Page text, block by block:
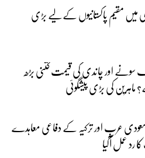
مقیم پاکستانیوں کے لیے بڑی
تک سونے اور چاندی کی قیمت کتنی بڑھ
کی بڑی پیشگوئی
عرب اور ترکیہ کے دفاعی معاہدے
رد عمل آگیا